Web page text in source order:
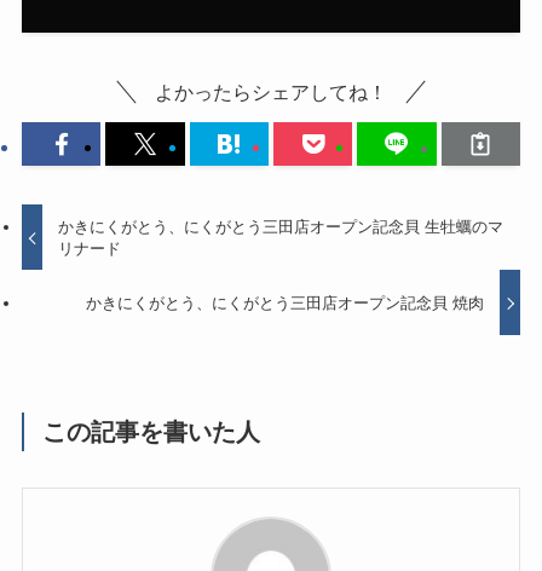
よかったらシェアしてね！
かきにくがとう、にくがとう三田店オープン記念貝 生牡蠣のマ
リナード
かきにくがとう、にくがとう三田店オープン記念貝 焼肉
この記事を書いた人